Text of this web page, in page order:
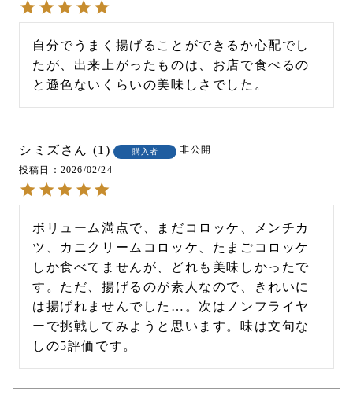
自分でうまく揚げることができるか心配でし
たが、出来上がったものは、お店で食べるの
と遜色ないくらいの美味しさでした。
シミズ 1 購入者
非公開
投稿日
2026/02/24
ボリューム満点で、まだコロッケ、メンチカ
ツ、カニクリームコロッケ、たまごコロッケ
しか食べてませんが、どれも美味しかったで
す。ただ、揚げるのが素人なので、きれいに
は揚げれませんでした…。次はノンフライヤ
ーで挑戦してみようと思います。味は文句な
しの5評価です。